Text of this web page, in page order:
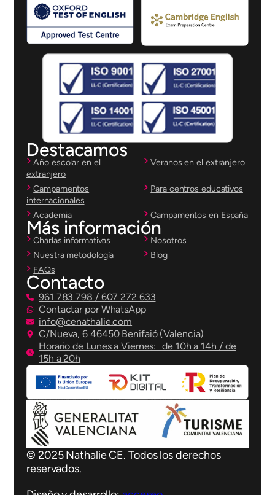
Destacamos
Año escolar en el
extranjero
Veranos en el extranjero
Campamentos
internacionales
Para centros educativos
Academia Campamentos en España
Más información
Charlas informativas
Nosotros
Nuestra metodología
Blog
FAQs
Contacto
961 783 798 / 607 272 633
Contactar por WhatsApp
info@cenathalie.com
C/Nueva, 6 46450 Benifaió (Valencia)
Horario de Lunes a Viernes: de 10h a 14h / de
15h a 20h
© 2025 Nathalie CE. Todos los derechos
reservados.